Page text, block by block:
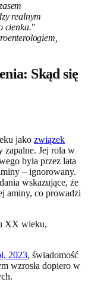
realnym
cienka."
Skąd się
jako związek
zapalne. Jej rola w
była przez lata
– ignorowany.
wskazujące, że
aminy, co prowadzi
2023, świadomość
wzrosła dopiero w